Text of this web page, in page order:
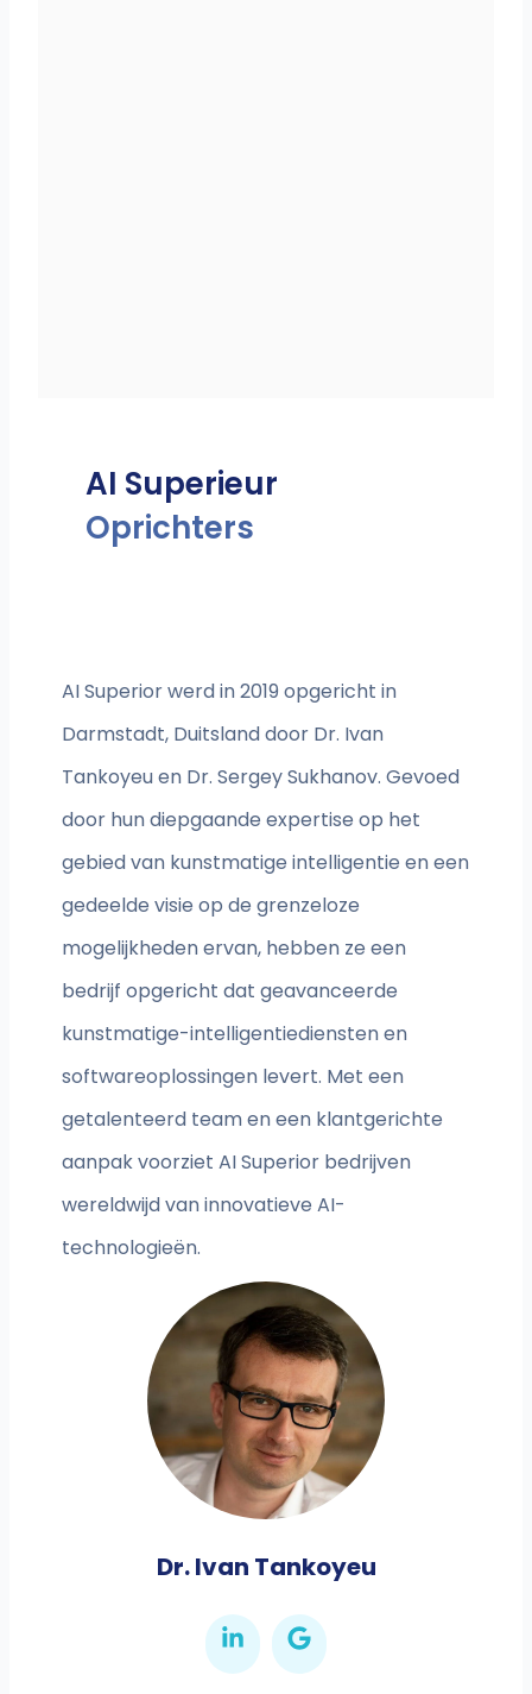
AI Superieur
Oprichters
AI Superior werd in 2019 opgericht in
Darmstadt, Duitsland door Dr. Ivan
Tankoyeu en Dr. Sergey Sukhanov. Gevoed
door hun diepgaande expertise op het
gebied van kunstmatige intelligentie en een
gedeelde visie op de grenzeloze
mogelijkheden ervan, hebben ze een
bedrijf opgericht dat geavanceerde
kunstmatige-intelligentiediensten en
softwareoplossingen levert. Met een
getalenteerd team en een klantgerichte
aanpak voorziet AI Superior bedrijven
wereldwijd van innovatieve AI-
technologieën.
Dr. Ivan Tankoyeu